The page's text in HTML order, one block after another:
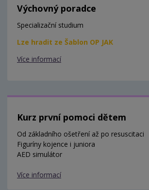
Výchovný poradce
Specializační studium
Lze hradit ze Šablon OP JAK
Více informací
Kurz první pomoci dětem
Od základního ošetření až po resuscitaci
Figuríny kojence i juniora
AED simulátor
Více informací